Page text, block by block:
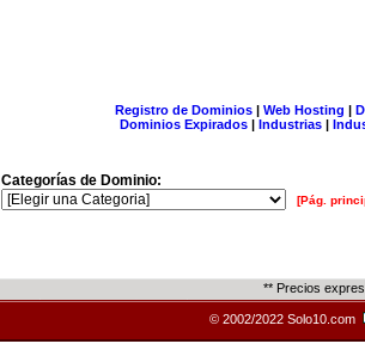
Registro de Dominios| Web Hosting |
Dominios Expirados | Industrias |
Categorías de Dominio:
[Pág.
** Precios
© 2002/2022 Solo10.com